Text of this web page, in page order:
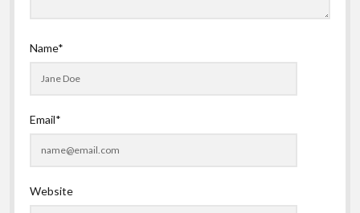
Name*
Email*
Website